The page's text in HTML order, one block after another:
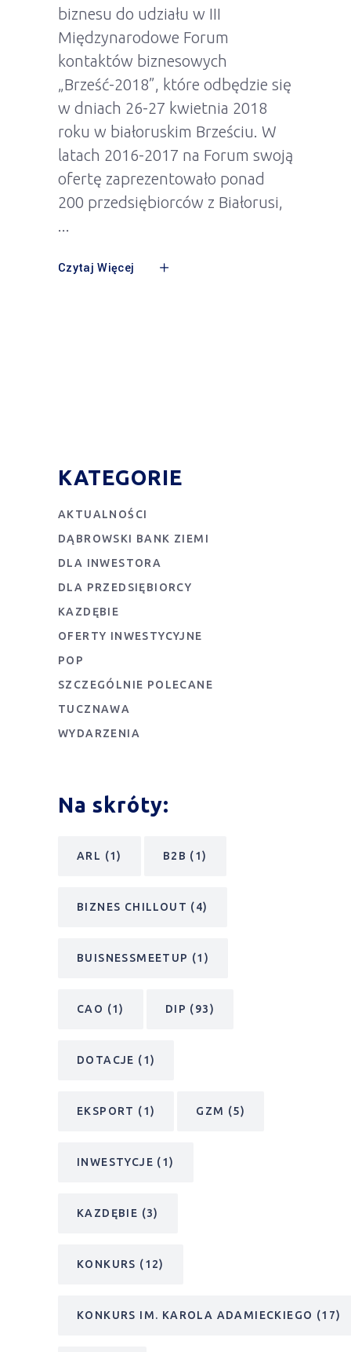
biznesu do udziału w III
Międzynarodowe Forum
kontaktów biznesowych
„Brześć-2018”, które odbędzie się
w dniach 26-27 kwietnia 2018
roku w białoruskim Brześciu. W
latach 2016-2017 na Forum swoją
ofertę zaprezentowało ponad
200 przedsiębiorców z Białorusi,
Czytaj Więcej
KATEGORIE
AKTUALNOŚCI
DĄBROWSKI BANK ZIEMI
DLA INWESTORA
DLA PRZEDSIĘBIORCY
KAZDĘBIE
OFERTY INWESTYCYJNE
POP
SZCZEGÓLNIE POLECANE
TUCZNAWA
WYDARZENIA
Na skróty:
ARL (1) B2B (1)
BIZNES CHILLOUT (4)
BUISNESSMEETUP (1)
CAO (1) DIP (93)
DOTACJE (1)
EKSPORT (1) GZM (5)
INWESTYCJE (1)
KAZDĘBIE (3)
KONKURS (12)
KONKURS IM. KAROLA ADAMIECKIEGO (17)